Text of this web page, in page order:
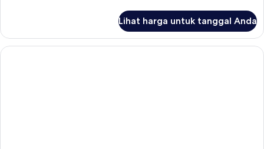
DELUXE
DOUBLE
ROOM
Lihat harga untuk tanggal Anda